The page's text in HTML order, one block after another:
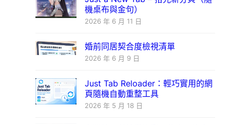
機桌布與金句）
2026 年 6 月 11 日
婚前同居契合度檢視清單
2026 年 6 月 9 日
Just Tab Reloader：輕巧實用的網
頁隨機自動重整工具
2026 年 5 月 18 日